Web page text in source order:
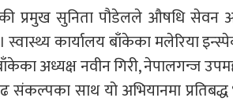
प्रमुख सुनिता पौडेलले औषधि सेवन
स्वास्थ्य कार्यालय बाँकेका मलेरिया
अध्यक्ष नवीन गिरी, नेपालगन्ज
साथ यो अभियानमा